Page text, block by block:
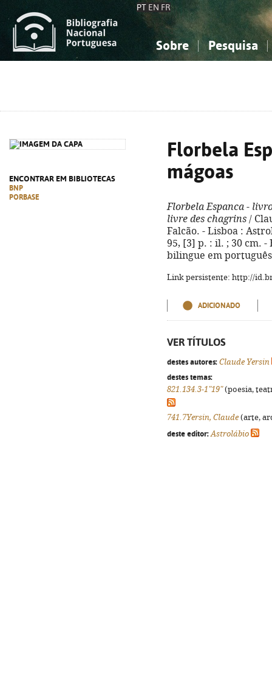
PT EN FR
Sobre Pesquisa
ENCONTRAR EM BIBLIOTECAS
BNP
PORBASE
Florbela
mágoas
Florbela Espanca -
livre des chagrins /
Falcão. - Lisboa :
95, [3] p. : il. ; 30 cm. -
bilingue em português
Link persistente: http://
ADICIONADO
VER TÍTULOS
destes autores: Claude Yersin
destes temas:
821.134.3-1"19"(poesia,
741.7Yersin, Claude (arte,
deste editor: Astrolábio